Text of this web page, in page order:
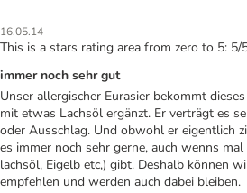
16.05.14
This is a stars rating area from zero to 5: 5/
immer noch sehr gut
Unser allergischer Eurasier bekommt
mit etwas Lachsöl ergänzt. Er verträgt es
oder Ausschlag. Und obwohl er eigentlich
es immer noch sehr gerne, auch wenns
lachsöl, Eigelb etc,) gibt. Deshalb können
empfehlen und werden auch dabei bleiben.